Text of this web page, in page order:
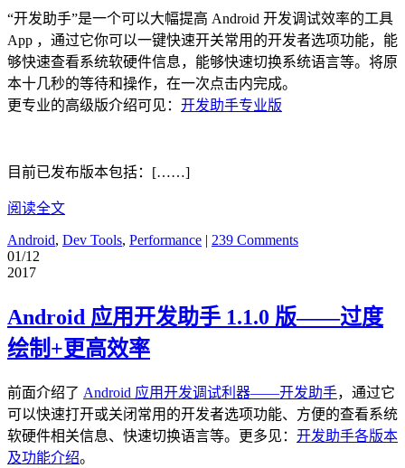
“开发助手”是一个可以大幅提高 Android 开发调试效率的工具
App ，通过它你可以一键快速开关常用的开发者选项功能，能
够快速查看系统软硬件信息，能够快速切换系统语言等。将原
本十几秒的等待和操作，在一次点击内完成。
更专业的高级版介绍可见： 开发助手专业版
目前已发布版本包括：[……]
阅读全文
Android, Dev Tools, Performance | 239 Comments
01/12
2017
Android 应用开发助手 1.1.0 版——过度
绘制+更高效率
前面介绍了 Android 应用开发调试利器——开发助手，通过它
可以快速打开或关闭常用的开发者选项功能、方便的查看系统
软硬件相关信息、快速切换语言等。更多见： 开发助手各版本
及功能介绍。